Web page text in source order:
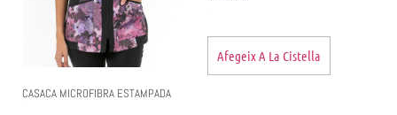
CASACA MICROFIBRA ESTAMPADA
Afegeix A La Cistella